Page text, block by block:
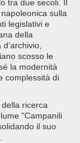
tra due secoli. Il
sulla
legislativi e
della
scosso le
la modernità
complessità di
ricerca
"Campanili
il suo